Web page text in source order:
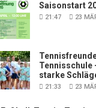
Saisonstart
21:47 23
Tennisschule
starke
21:33 23